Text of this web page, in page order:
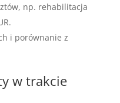
np. rehabilitacja
i porównanie z
w trakcie